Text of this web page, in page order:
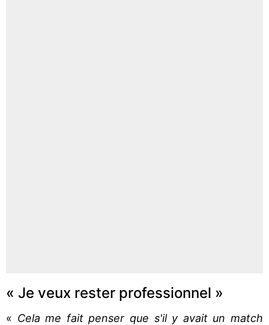
« Je veux rester professionnel »
« Cela me fait penser que s'il y avait un match